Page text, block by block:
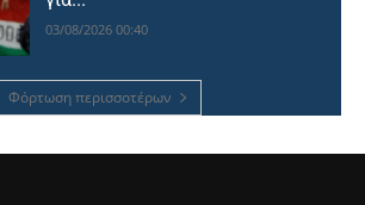
03/08/2026 00:40
Φόρτωση περισσοτέρων